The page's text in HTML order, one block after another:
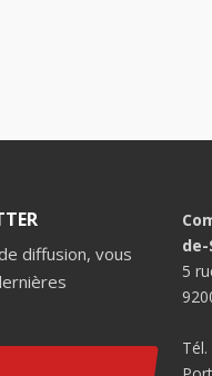
diffusion, vous
de-
5